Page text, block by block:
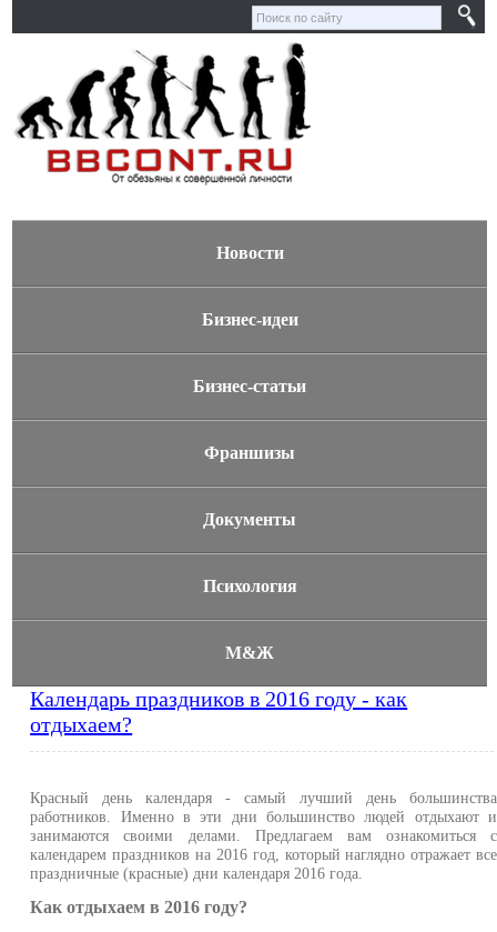
Новости
Бизнес-идеи
Бизнес-статьи
Франшизы
Документы
Психология
М&Ж
Календарь праздников в 2016 году - как
отдыхаем?
Красный день календаря - самый лучший день большинства
работников. Именно в эти дни большинство людей отдыхают и
занимаются своими делами. Предлагаем вам ознакомиться с
календарем праздников на 2016 год, который наглядно отражает все
праздничные (красные) дни календаря 2016 года.
Как отдыхаем в 2016 году?